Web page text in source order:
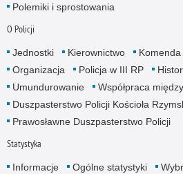
Polemiki i sprostowania
O Policji
Jednostki Kierownictwo
Komenda
Organizacja
Policja w III RP
Umundurowanie
Współpraca
Duszpasterstwo Policji Kościoła
Prawosławne Duszpasterstwo Policji
Statystyka
Informacje Ogólne statystyki